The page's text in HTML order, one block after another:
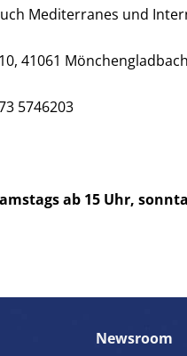
Mediterranes und
41061
5746203
ab 15 Uhr,
Newsroom